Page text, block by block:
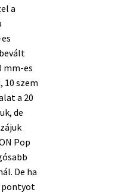
a
mm-es
10 szem
a 20
de
Pop
De ha
pontyot